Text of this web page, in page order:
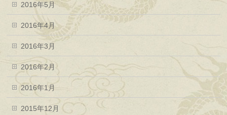
2016年5月
2016年4月
2016年3月
2016年2月
2016年1月
2015年12月